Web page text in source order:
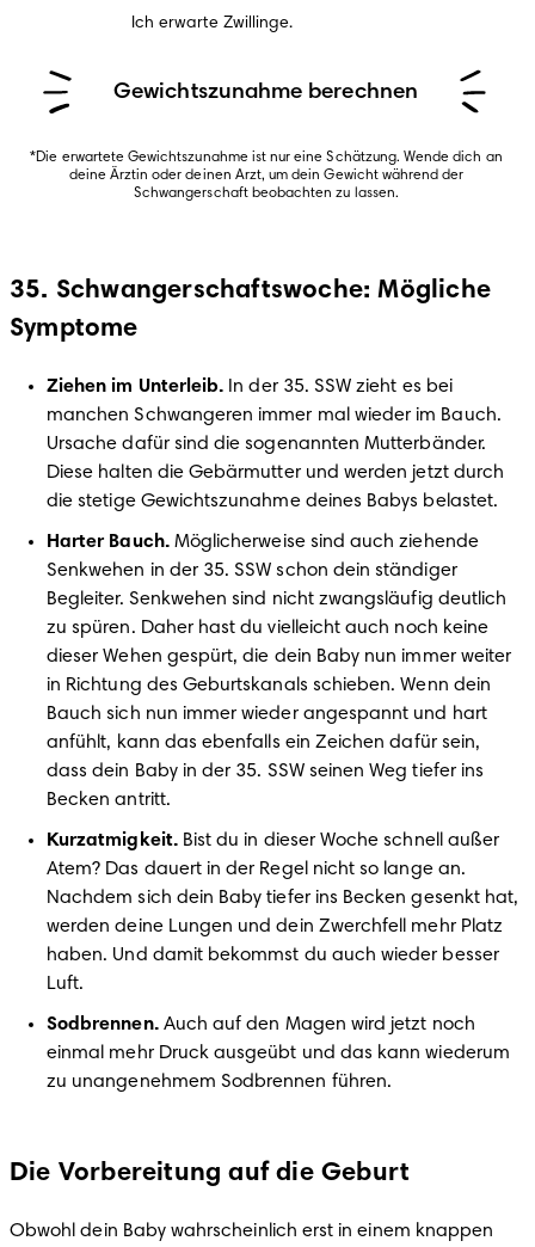
Ich erwarte Zwillinge.
Gewichtszunahme berechnen
*Die erwartete Gewichtszunahme ist nur eine Schätzung. Wende dich an
deine Ärztin oder deinen Arzt, um dein Gewicht während der
Schwangerschaft beobachten zu lassen.
35. Schwangerschaftswoche: Mögliche
Symptome
Ziehen im Unterleib. In der 35. SSW zieht es bei
manchen Schwangeren immer mal wieder im Bauch.
Ursache dafür sind die sogenannten Mutterbänder.
Diese halten die Gebärmutter und werden jetzt durch
Harter Bauch. Möglicherweise sind auch ziehende
Senkwehen in der 35. SSW schon dein ständiger
Begleiter. Senkwehen sind nicht zwangsläufig deutlich
zu spüren. Daher hast du vielleicht auch noch keine
dieser Wehen gespürt, die dein Baby nun immer weiter
in Richtung des Geburtskanals schieben. Wenn dein
Bauch sich nun immer wieder angespannt und hart
anfühlt, kann das ebenfalls ein Zeichen dafür sein,
dass dein Baby in der 35. SSW seinen Weg tiefer ins
Kurzatmigkeit. Bist du in dieser Woche schnell außer
Atem? Das dauert in der Regel nicht so lange an.
Nachdem sich dein Baby tiefer ins Becken gesenkt hat,
werden deine Lungen und dein Zwerchfell mehr Platz
haben. Und damit bekommst du auch wieder besser
Sodbrennen. Auch auf den Magen wird jetzt noch
einmal mehr Druck ausgeübt und das kann wiederum
zu unangenehmem Sodbrennen führen.
Die Vorbereitung auf die Geburt
Obwohl dein Baby wahrscheinlich erst in einem knappen